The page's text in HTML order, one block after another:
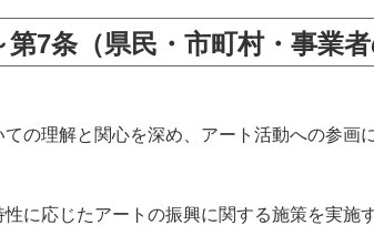
第7条（県民・市町村・事業者
の理解と関心を深め、アート活動への参画
に応じたアートの振興に関する施策を実施